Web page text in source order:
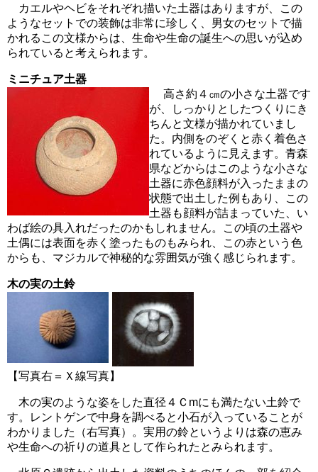
カエルやヘビをそれぞれ描いた土器はありますが、この
ようなセットでの装飾は非常に珍しく、男女のセットで描
かれるこの文様からは、生命や生命の誕生への思いが込め
られていると考えられます。
ミニチュア土器
高さ約４㎝の小さな土器です
が、しっかりとしたつくりにき
ちんと文様が描かれていまし
た。内側をのぞくと赤く着色さ
れているように見えます。青森
県などからはこのような小さな
土器に赤色顔料が入ったままの
状態で出土した例もあり、この
土器も顔料が詰まっていた、い
わば絵の具入れだったのかもしれません。この頃の土器や
土偶には表面を赤く塗ったものもみられ、この赤という色
からも、マジカルで神秘的な雰囲気が強く感じられます。
木の実の土鈴
【写真右＝Ｘ線写真】
木の実のような姿をした直径４Ｃmにも満たない土鈴で
す。レントゲンで中身を調べると小石が入っていることが
わかりました（右写真）。実用の鈴というよりは森の恵み
や生命への祈りの道具として作られたとみられます。